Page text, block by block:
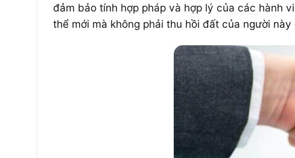
đảm bảo tính hợp pháp và hợp lý của các hành
thể mới mà không phải thu hồi đất của người này